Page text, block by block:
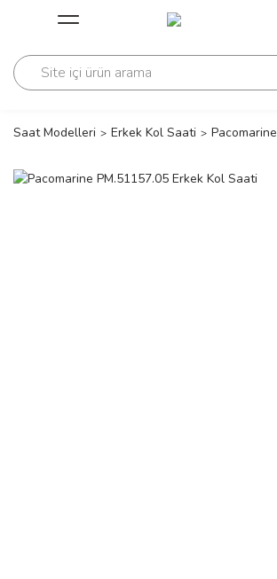
Geri Dön
Geri Dön
Saat Modelleri Erkek Kol Saati Pacomarine